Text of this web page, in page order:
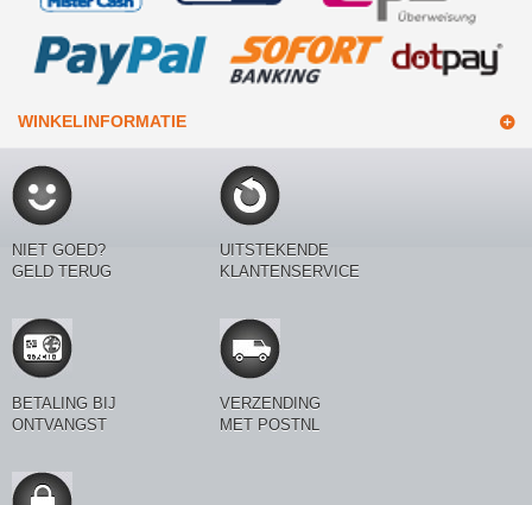
WINKELINFORMATIE
NIET GOED?
GELD TERUG
UITSTEKENDE
KLANTENSERVICE
BETALING BIJ
ONTVANGST
VERZENDING
MET POSTNL